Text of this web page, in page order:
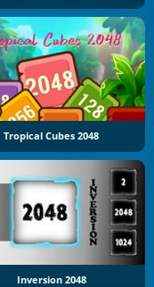
Tropical Cubes 2048
Inversion 2048